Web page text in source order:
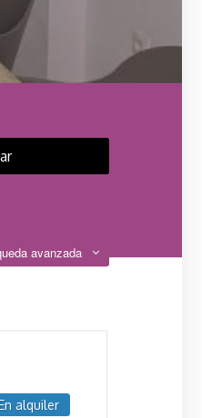
avanzada
alquiler